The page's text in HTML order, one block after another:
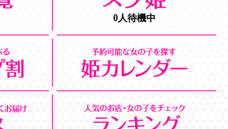
0人待機中